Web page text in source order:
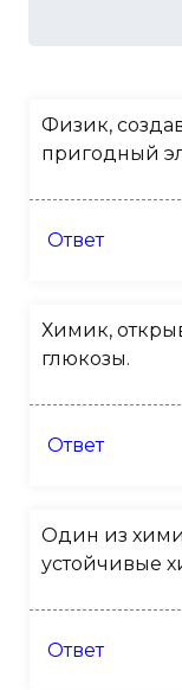
Физик,
пригодный
Ответ
Химик,
глюкозы.
Ответ
Один из
устойчивые
Ответ